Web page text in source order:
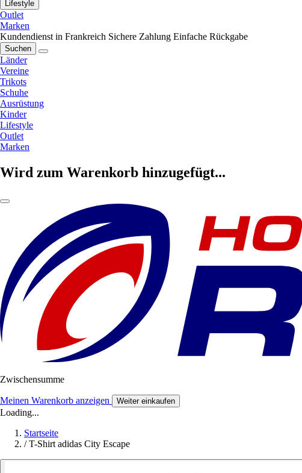
Lifestyle
Outlet
Marken
Kundendienst in Frankreich Sichere Zahlung Einfache Rückgabe
Suchen
Länder
Vereine
Trikots
Schuhe
Ausrüstung
Kinder
Lifestyle
Outlet
Marken
Wird zum Warenkorb hinzugefügt...
Zwischensumme
Meinen Warenkorb anzeigen Weiter einkaufen
Loading...
Startseite
/ T-Shirt adidas City Escape